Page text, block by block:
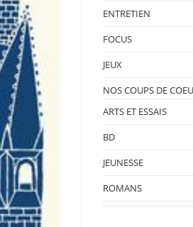
ENTRETIEN
FOCUS
JEUX
NOS COUPS DE
ARTS ET ESSAIS
BD
JEUNESSE
ROMANS